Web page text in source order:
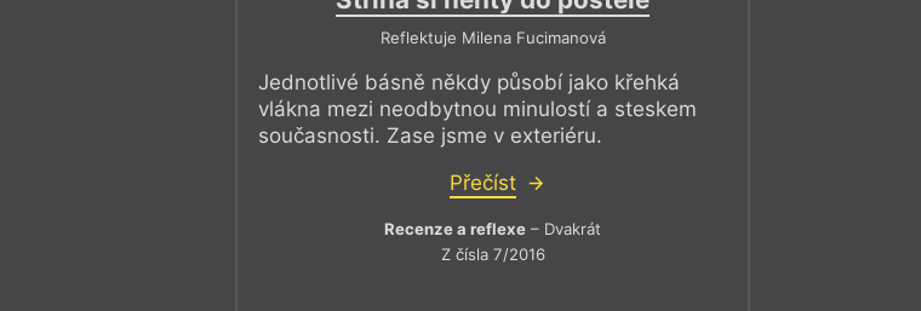
Reflektuje Milena Fucimanová
Jednotlivé básně někdy působí jako křehká
vlákna mezi neodbytnou minulostí a steskem
současnosti. Zase jsme v exteriéru.
Přečíst
Recenze a reflexe – Dvakrát
Z čísla 7/2016